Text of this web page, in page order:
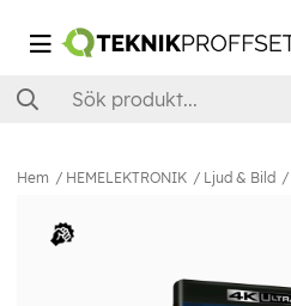
Hem HEMELEKTRONIK Ljud & Bild